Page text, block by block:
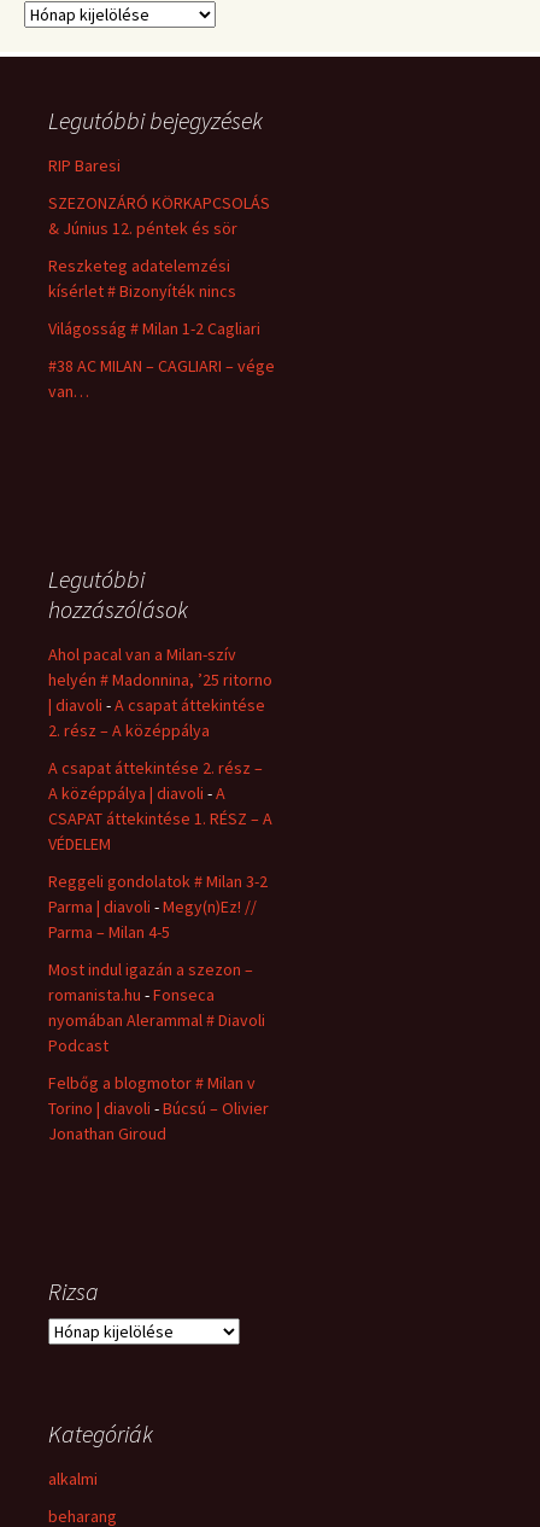
Rizsa
Legutóbbi bejegyzések
RIP Baresi
SZEZONZÁRÓ KÖRKAPCSOLÁS
& Június 12. péntek és sör
Reszketeg adatelemzési
kísérlet # Bizonyíték nincs
Világosság # Milan 1-2 Cagliari
#38 AC MILAN – CAGLIARI – vége
van…
Legutóbbi
hozzászólások
Ahol pacal van a Milan-szív
helyén # Madonnina, ’25 ritorno
| diavoli -A csapat áttekintése
2. rész – A középpálya
A csapat áttekintése 2. rész –
A középpálya | diavoli -A
CSAPAT áttekintése 1. RÉSZ – A
VÉDELEM
Reggeli gondolatok # Milan 3-2
Parma | diavoli -Megy(n)Ez! //
Parma – Milan 4-5
Most indul igazán a szezon –
romanista.hu -Fonseca
nyomában Alerammal # Diavoli
Podcast
Felbőg a blogmotor # Milan v
Torino | diavoli -Búcsú – Olivier
Jonathan Giroud
Rizsa
Rizsa
Kategóriák
alkalmi
beharang